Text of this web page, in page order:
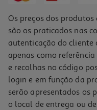
Os preços dos
são os praticados nas
autenticação do cliente
apenas como
e recolhas no código
login e em função da
serão apresentados os
o local de entrega ou